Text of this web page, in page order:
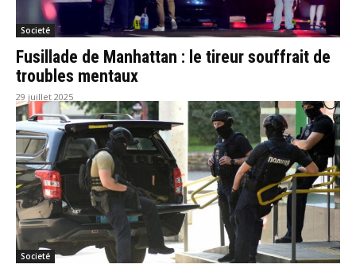
Societé
Fusillade de Manhattan : le tireur souffrait de
troubles mentaux
29 juillet 2025
Societé